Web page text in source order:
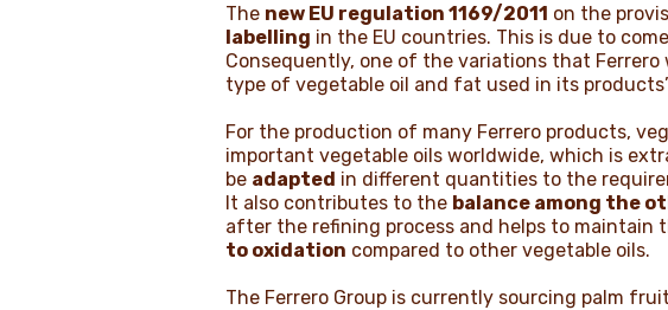
The new EU regulation 1169/2011 on the
labelling in the EU countries. This is due to
Consequently, one of the variations that
type of vegetable oil and fat used in its
For the production of many Ferrero products,
important vegetable oils worldwide, which is
be adapted in different quantities to the
It also contributes to the balance among the
after the refining process and helps to maintain
to oxidation compared to other vegetable oils.
The Ferrero Group is currently sourcing palm